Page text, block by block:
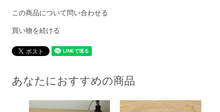
この商品について問い合わせる
買い物を続ける
あなたにおすすめの商品